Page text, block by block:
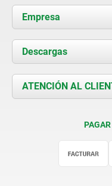
Empresa
Acerca de nosotros
Novedades
Contacto
Descargas
Documents
ATENCIÓN AL